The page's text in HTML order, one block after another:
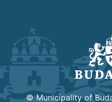
© Municipality of